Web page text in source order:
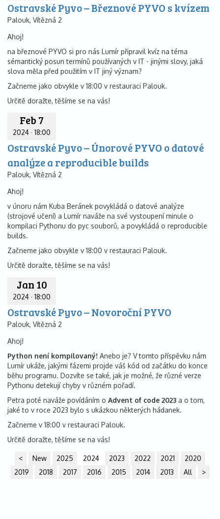
Ostravské Pyvo – Březnové PYVO s kvízem
Palouk, Vítězná 2
Ahoj!
na březnové PYVO si pro nás Lumír připravil kvíz na téma
sémantický posun termínů používaných v IT - jinými slovy, jaká
slova měla před použitím v IT jiný význam?
Začneme jako obvykle v 18:00 v restauraci Palouk.
Určitě doražte, těšíme se na vás!
Feb 7
2024 ·18:00
Ostravské Pyvo – Únorové PYVO o datové
analýze a reproducible builds
Palouk, Vítězná 2
Ahoj!
v únoru nám Kuba Beránek povykládá o datové analýze
(strojové učení) a Lumír naváže na své vystoupení minule o
kompilaci Pythonu do pyc souborů, a povykládá o reproducible
builds.
Začneme jako obvykle v 18:00 v restauraci Palouk.
Určitě doražte, těšíme se na vás!
Jan 10
2024 ·18:00
Ostravské Pyvo – Novoroční PYVO
Palouk, Vítězná 2
Ahoj!
Python není kompilovaný! Anebo je? V tomto příspěvku nám
Lumír ukáže, jakými fázemi projde váš kód od začátku do konce
běhu programu. Dozvíte se také, jak je možné, že různé verze
Pythonu detekují chyby v různém pořadí.
Petra poté naváže povídáním o Advent of code 2023 a o tom,
jaké to v roce 2023 bylo s ukázkou některých hádanek.
Začneme v 18:00 v restauraci Palouk.
Určitě doražte, těšíme se na vás!
< New 2025 2024 2023 2022 2021
2020
2019
2018 2017 2016 2015 2014 2013 All >